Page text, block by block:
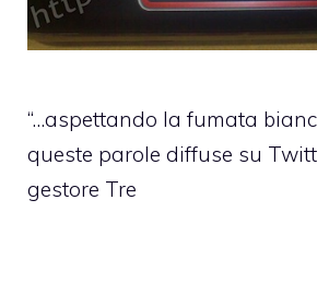
“…aspettando la fumata
queste parole diffuse su
gestore Tre